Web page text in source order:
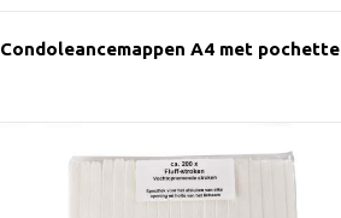
Condoleancemappen A4 met pochette